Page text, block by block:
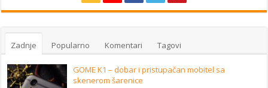
Zadnje Popularno Komentari Tagovi
GOME K1 – dobar i pristupačan mobitel sa
skenerom šarenice